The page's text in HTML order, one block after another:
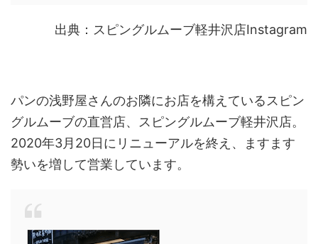
出典：スピングルムーブ軽井沢店Instagram
パンの浅野屋さんのお隣にお店を構えているスピン
グルムーブの直営店、スピングルムーブ軽井沢店。
2020年3月20日にリニューアルを終え、ますます
勢いを増して営業しています。